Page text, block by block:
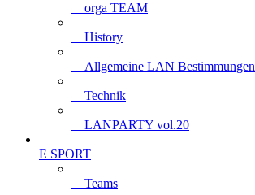
orga TEAM
History
Allgemeine LAN Bestimmungen
Technik
LANPARTY vol.20
E SPORT
Teams